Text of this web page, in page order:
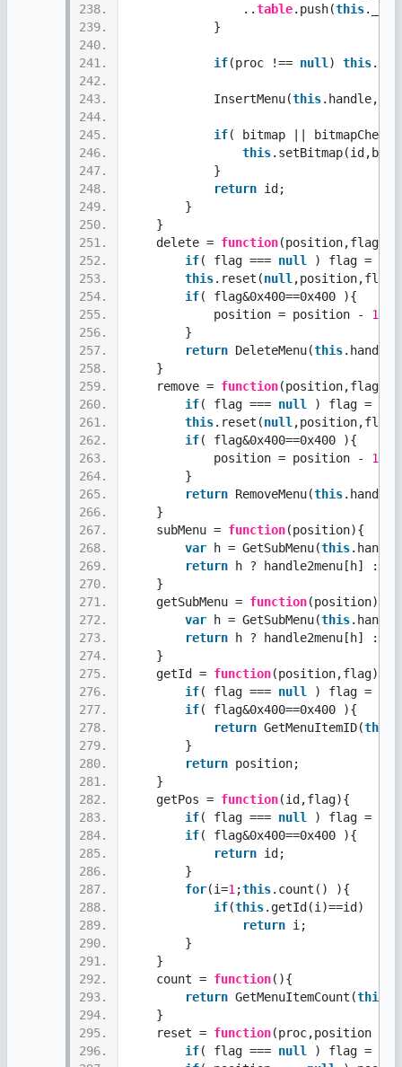
238.
239.
240.
241.
242.
243.
244.
245.
246.
247.
248.
249.
250.
251.
252.
253.
254.
255.
256.
257.
258.
259.
260.
261.
262.
263.
264.
265.
266.
267.
268.
269.
270.
271.
272.
273.
274.
275.
276.
277.
278.
279.
280.
281.
282.
283.
284.
285.
286.
287.
288.
289.
290.
291.
292.
293.
294.
295.
296.
                ..
table.push(this
            }
if(proc !== null ) this
            InsertMenu(
this
if( bitmap ||
this
            }
return id;
        }
    }
    delete =
function(position,flag){
if( flag === null
) flag =
this.reset(null
if( flag&0x400==0x400 ){
            position = position -
1
        }
return DeleteMenu(this
    }
    remove =
function(position,flag){
if( flag === null
) flag =
this.reset(null
if( flag&0x400==0x400 ){
            position = position -
1
        }
return RemoveMenu(this
    }
    subMenu =
function(position){
var h = GetSubMenu(this
return h ? handle2menu[h] : ..
    }
    getSubMenu =
function(position){
var h = GetSubMenu(this
return h ? handle2menu[h] : ..
    }
    getId =
function(position,flag){
if( flag === null
) flag =
if( flag&0x400==0x400 ){
return GetMenuItemID(this
        }
return position;
    }
    getPos =
function(id,flag){
if( flag === null ) flag = 0x0
if( flag&0x400==0x400 ){
return id;
        }
for(i=1 ;this.count() ){
if(this.getId(i)==id)
return i;
        }
    }
    count =
function(){
return GetMenuItemCount(this
    }
    reset =
function(proc,position
if( flag === null
) flag =